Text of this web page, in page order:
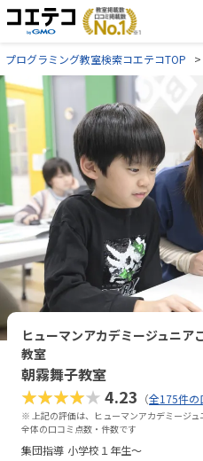
プログラミング教室検索コエテコTOP
ヒューマンアカデミージュニア
教室
朝霧舞子教室
★★★★★4.23 （全175件の
※ 上記の評価は、ヒューマンアカデミージ
全体の口コミ点数・件数です
集団指導 小学校１年生〜